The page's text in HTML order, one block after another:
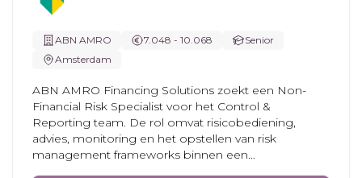
ABN AMRO 7.048 - 10.068
Senior
Amsterdam
ABN AMRO Financing Solutions zoekt een Non-
Financial Risk Specialist voor het Control &
Reporting team. De rol omvat risicobediening,
advies, monitoring en het opstellen van risk
management frameworks binnen een...